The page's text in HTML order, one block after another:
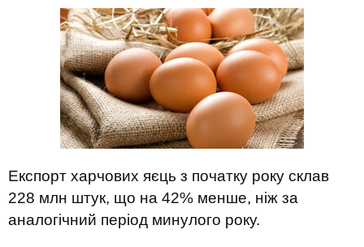
Експорт харчових яєць з початку року склав
228 млн штук, що на 42% менше, ніж за
аналогічний період минулого року.